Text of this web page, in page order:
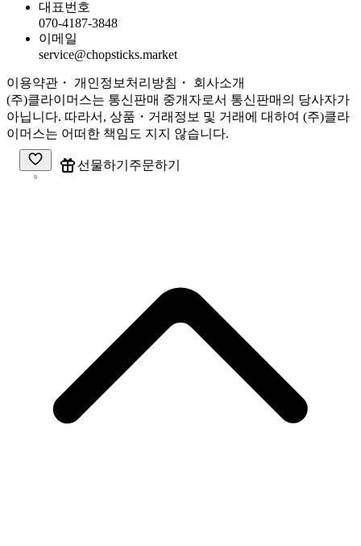
대표번호
070-4187-3848
이메일
service@chopsticks.market
이용약관 ・ 개인정보처리방침 ・ 회사소개
(주)클라이머스는 통신판매 중개자로서 통신판매의 당사자가
아닙니다. 따라서, 상품・거래정보 및 거래에 대하여 (주)클라
이머스는 어떠한 책임도 지지 않습니다.
9
선물하기 주문하기